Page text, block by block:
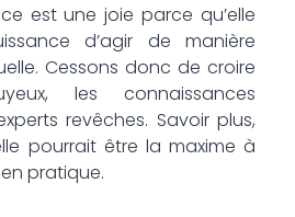
est une joie parce qu’elle
d’agir de manière
Cessons donc de croire
les connaissances
revêches. Savoir plus,
pourrait être la maxime à
pratique.